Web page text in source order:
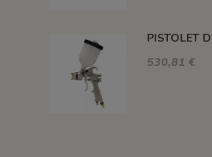
530,81 €